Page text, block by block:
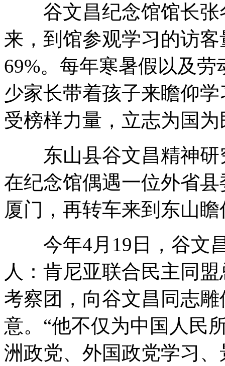
谷文昌纪念馆馆长张
来，到馆参观学习的访
69%。每年寒暑假以及
少家长带着孩子来瞻仰
受榜样力量，立志为国
东山县谷文昌精神研
在纪念馆偶遇一位外省
厦门，再转车来到东山
今年4月19日，谷文昌
人：肯尼亚联合民主同
考察团，向谷文昌同志
意。“他不仅为中国人民
洲政党、外国政党学习